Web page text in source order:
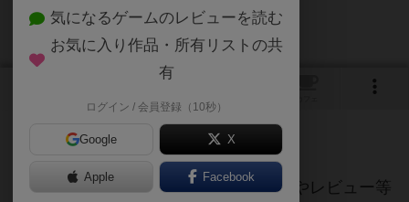
ご協力ください
当サイトに掲載されている作品説明文やレビュー等
気になるゲームのレビューを読む
お気に入り作品・所有リストの共
有
ログイン / 会員登録（10秒）
Google X
Apple Facebook